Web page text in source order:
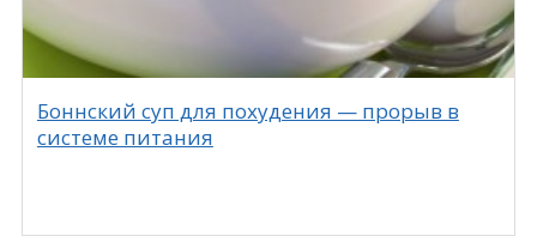
Боннский суп для похудения — прорыв в
системе питания